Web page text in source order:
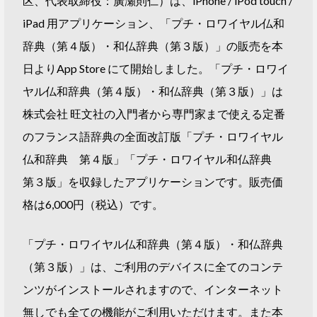
iPad 用アプリケーション、「プチ・ロワイヤル仏和
辞典（第４版）・和仏辞典（第３版）」の販売を本
日よりApp Store にて開始しました。「プチ・ロワイ
ヤル仏和辞典（第４版）・和仏辞典（第３版）」は
株式会社 旺文社の入門者から専門家まで使える定番
のフランス語辞典の全面改訂版「プチ・ロワイヤル
仏和辞典 第４版」「プチ・ロワイヤル和仏辞典
第３版」を収録したアプリケーションです。販売価
格は6,000円（税込）です。
「プチ・ロワイヤル仏和辞典（第４版）・和仏辞典
（第３版）」は、ご利用のデバイスに全てのコンテ
ンツがインストールされますので、インターネット
無しでも全ての機能がご利用いただけます。また本